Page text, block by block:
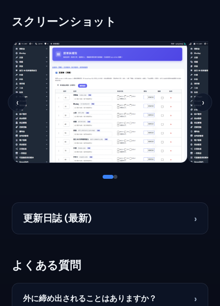
スクリーンショット
‹ ›
更新日誌 (最新) ›
よくある質問
外に締め出されることはありますか？ ›